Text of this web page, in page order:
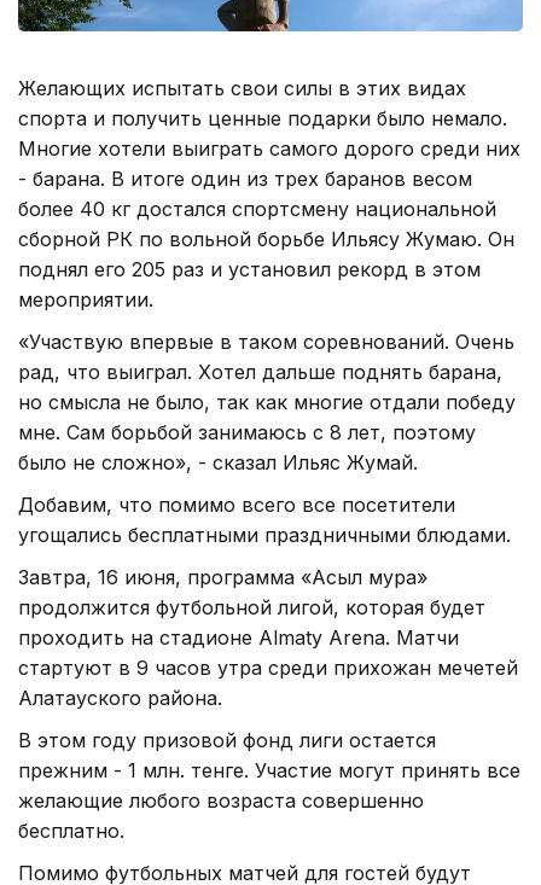
Желающих испытать свои силы в этих видах
спорта и получить ценные подарки было немало.
Многие хотели выиграть самого дорого среди них
- барана. В итоге один из трех баранов весом
более 40 кг достался спортсмену национальной
сборной РК по вольной борьбе Ильясу Жумаю. Он
поднял его 205 раз и установил рекорд в этом
мероприятии.
«Участвую впервые в таком соревнований. Очень
рад, что выиграл. Хотел дальше поднять барана,
но смысла не было, так как многие отдали победу
мне. Сам борьбой занимаюсь с 8 лет, поэтому
было не сложно», - сказал Ильяс Жумай.
Добавим, что помимо всего все посетители
угощались бесплатными праздничными блюдами.
Завтра, 16 июня, программа «Асыл мура»
продолжится футбольной лигой, которая будет
проходить на стадионе Almaty Arena. Матчи
стартуют в 9 часов утра среди прихожан мечетей
Алатауского района.
В этом году призовой фонд лиги остается
прежним - 1 млн. тенге. Участие могут принять все
желающие любого возраста совершенно
бесплатно.
Помимо футбольных матчей для гостей будут